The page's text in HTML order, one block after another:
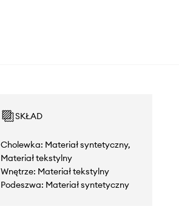
SKŁAD
Cholewka: Materiał syntetyczny,
Materiał tekstylny
Wnętrze: Materiał tekstylny
Podeszwa: Materiał syntetyczny